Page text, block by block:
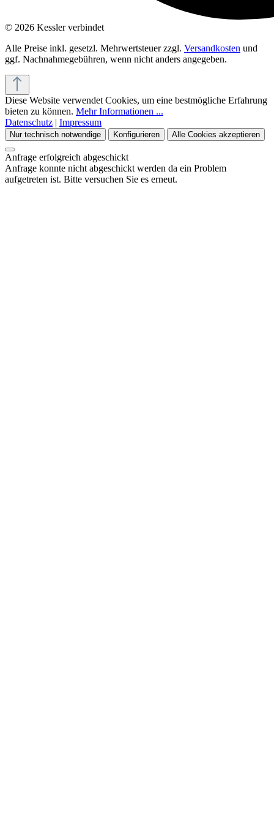
© 2026 Kessler verbindet
Alle Preise inkl. gesetzl. Mehrwertsteuer zzgl. Versandkosten und
ggf. Nachnahmegebühren, wenn nicht anders angegeben.
Diese Website verwendet Cookies, um eine bestmögliche Erfahrung
bieten zu können. Mehr Informationen ...
Datenschutz | Impressum
Nur technisch notwendige Konfigurieren Alle Cookies akzeptieren
Anfrage erfolgreich abgeschickt
Anfrage konnte nicht abgeschickt werden da ein Problem
aufgetreten ist. Bitte versuchen Sie es erneut.